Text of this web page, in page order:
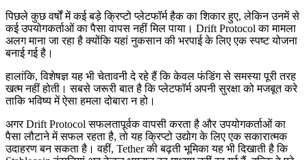
पिछले कुछ वर्षों में कई बड़े क्रिप्टो प्लेटफॉर्म हैक का शिकार हुए, लेकिन उनमें से
कई उपयोगकर्ताओं का पैसा वापस नहीं मिल पाया। Drift Protocol का मामला
अलग माना जा रहा है क्योंकि यहां नुकसान की भरपाई के लिए एक स्पष्ट योजना
बनाई गई है।
हालांकि, विशेषज्ञ यह भी चेतावनी दे रहे हैं कि केवल फंडिंग से समस्या पूरी तरह
खत्म नहीं होती। सबसे जरूरी बात है कि प्लेटफॉर्म अपनी सुरक्षा को मजबूत करे
ताकि भविष्य में ऐसा हमला दोबारा न हो।
अगर Drift Protocol सफलतापूर्वक वापसी करता है और उपयोगकर्ताओं का
पैसा लौटाने में सफल रहता है, तो यह क्रिप्टो उद्योग के लिए एक सकारात्मक
उदाहरण बन सकता है। वहीं, Tether की बढ़ती भूमिका यह भी दिखाती है कि